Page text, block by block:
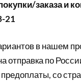
заказа и
21
в нашем
отправка по
со